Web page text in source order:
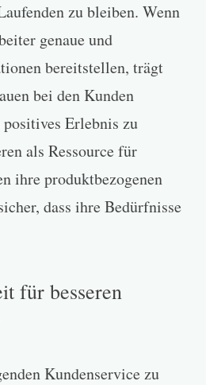
zu bleiben. Wenn
genaue und
bereitstellen, trägt
bei den Kunden
Erlebnis zu
als Ressource für
ihre produktbezogenen
dass ihre Bedürfnisse
für besseren
Kundenservice zu